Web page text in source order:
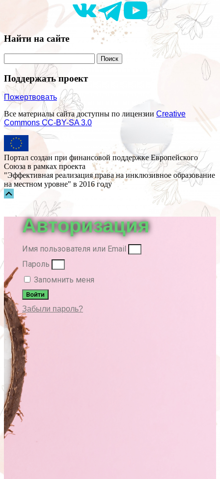
Найти на сайте
Поддержать проект
Пожертвовать
Все материалы сайта доступны по лицензии Creative
Commons СС-BY-SA 3.0
Портал создан при финансовой поддержке Европейского
Союза в рамках проекта
"Эффективная реализация права на инклюзивное образование
на местном уровне" в 2016 году
вверх
Авторизация
Имя пользователя или Email
Пароль
Запомнить меня
Войти
Забыли пароль?